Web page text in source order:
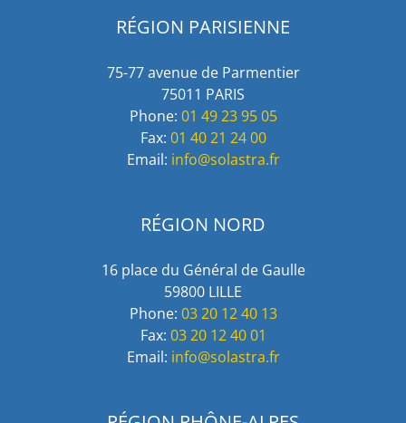
RÉGION PARISIENNE
75-77 avenue de Parmentier
75011 PARIS
Phone: 01 49 23 95 05
Fax: 01 40 21 24 00
Email: info@solastra.fr
RÉGION NORD
16 place du Général de Gaulle
59800 LILLE
Phone: 03 20 12 40 13
Fax: 03 20 12 40 01
Email: info@solastra.fr